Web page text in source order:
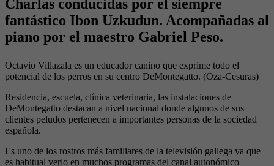
Charlas conducidas por el siempre
fantástico Ibon Uzkudun. Acompañadas al
piano por el maestro Gabriel Peso.
Octavio Villazala es un educador canino que exprime todo el
potencial de los perros en su centro DeMontegatto. (Oza-Cesuras)
Residencia, escuela, clínica veterinaria, las instalaciones de
DeMontegatto destacan a nivel nacional donde algunos de sus
clientes peludos pertenecen a importantes personas de la sociedad
española.
Es uno de los rostros más familiares de la televisión gallega ya que
es habitual verlo en muchos programas del canal autonómico